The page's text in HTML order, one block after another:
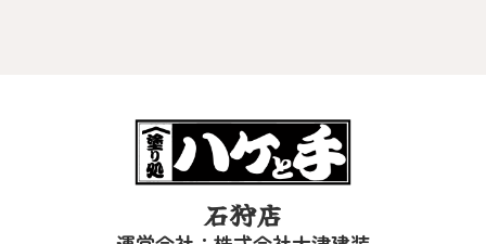
石狩店